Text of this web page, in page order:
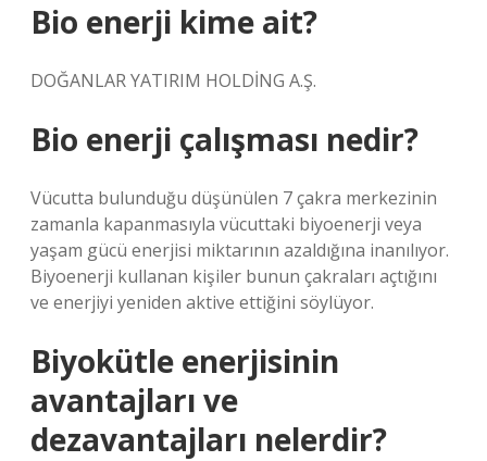
Bio enerji kime ait?
DOĞANLAR YATIRIM HOLDİNG A.Ş.
Bio enerji çalışması nedir?
Vücutta bulunduğu düşünülen 7 çakra merkezinin
zamanla kapanmasıyla vücuttaki biyoenerji veya
yaşam gücü enerjisi miktarının azaldığına inanılıyor.
Biyoenerji kullanan kişiler bunun çakraları açtığını
ve enerjiyi yeniden aktive ettiğini söylüyor.
Biyokütle enerjisinin
avantajları ve
dezavantajları nelerdir?